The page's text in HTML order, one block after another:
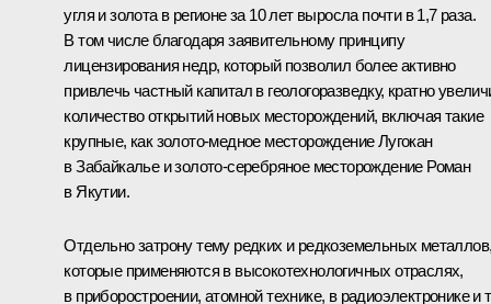
угля и золота в регионе за 10 лет выросла почти в 1,7 раза.
В том числе благодаря заявительному принципу
лицензирования недр, который позволил более активно
привлечь частный капитал в геологоразведку, кратно
количество открытий новых месторождений, включая такие
крупные, как золото-медное месторождение Лугокан
в Забайкалье и золото-серебряное месторождение Роман
в Якутии.
Отдельно затрону тему редких и редкоземельных
которые применяются в высокотехнологичных отраслях,
в приборостроении, атомной технике, в радиоэлектронике и